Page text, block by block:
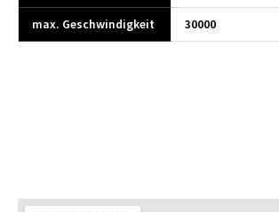
max. Geschwindigkeit
30000